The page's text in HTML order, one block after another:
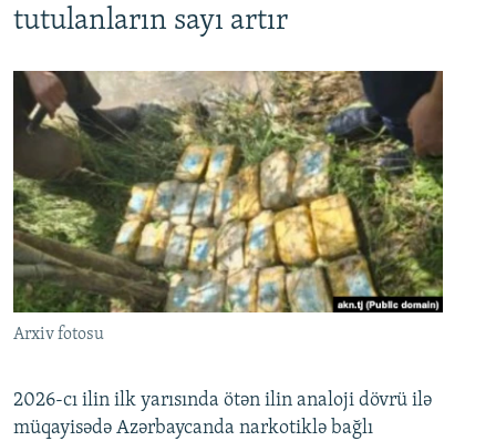
tutulanların sayı artır
Arxiv fotosu
2026-cı ilin ilk yarısında ötən ilin analoji dövrü ilə
müqayisədə Azərbaycanda narkotiklə bağlı